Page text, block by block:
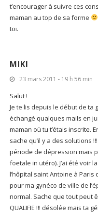
t’encourager à suivre ces
maman au top de sa forme
toi.
MIKI
23 mars 2011 - 19 h 56 min
Salut !
Je te lis depuis le début de
échangé qualques mails en
maman où tu t’étais inscrite.
sache qu’il y a des solutions
période de dépression mais
foetale in utéro). J’ai été voir
l’hôpital saint Antoine à Paris
pour ma gynéco de ville de
normal. Sache que tout peut
QUALIFIE !!! désolée mais ta